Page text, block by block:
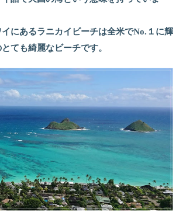
にあるラニカイビーチは全米でNo.１に輝
ても綺麗なビーチです。